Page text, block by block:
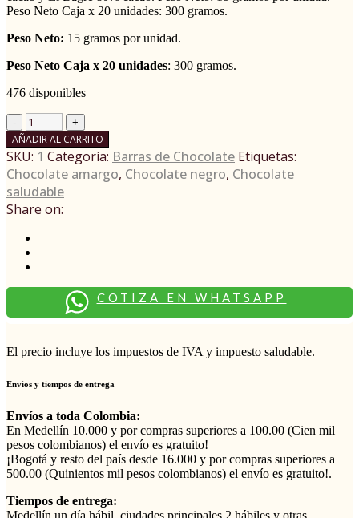
Peso Neto Caja x 20 unidades: 300 gramos.
Peso Neto: 15 gramos por unidad.
Peso Neto Caja x 20 unidades: 300 gramos.
476 disponibles
AÑADIR AL CARRITO
SKU: 1 Categoría: Barras de Chocolate Etiquetas:
Chocolate amargo, Chocolate negro, Chocolate
saludable
Share on:
COTIZA EN WHATSAPP
El precio incluye los impuestos de IVA y impuesto saludable.
Envios y tiempos de entrega
Envíos a toda Colombia:
En Medellín 10.000 y por compras superiores a 100.00 (Cien mil
pesos colombianos) el envío es gratuito!
¡Bogotá y resto del país desde 16.000 y por compras superiores a
500.00 (Quinientos mil pesos colombianos) el envío es gratuito!.
Tiempos de entrega:
Medellín un día hábil, ciudades principales 2 hábiles y otras